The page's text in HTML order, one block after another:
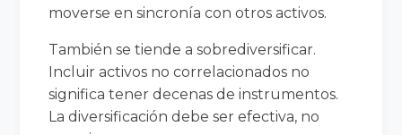
moverse en sincronía con otros activos.
También se tiende a sobrediversificar.
Incluir activos no correlacionados no
significa tener decenas de instrumentos.
La diversificación debe ser efectiva, no